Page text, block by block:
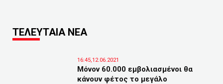
ΤΕΛΕΥΤΑΙΑ ΝΕΑ
16:45,12.06.2021
Μόνον 60.000 εμβολιασμένοι θα
κάνουν φέτος το μεγάλο